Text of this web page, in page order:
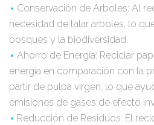
Conservación de Árboles: Al
necesidad de talar árboles, lo
bosques y la biodiversidad.
Ahorro de Energía: Reciclar
energía en comparación con la
partir de pulpa virgen, lo que
emisiones de gases de efecto
Reducción de Residuos: El